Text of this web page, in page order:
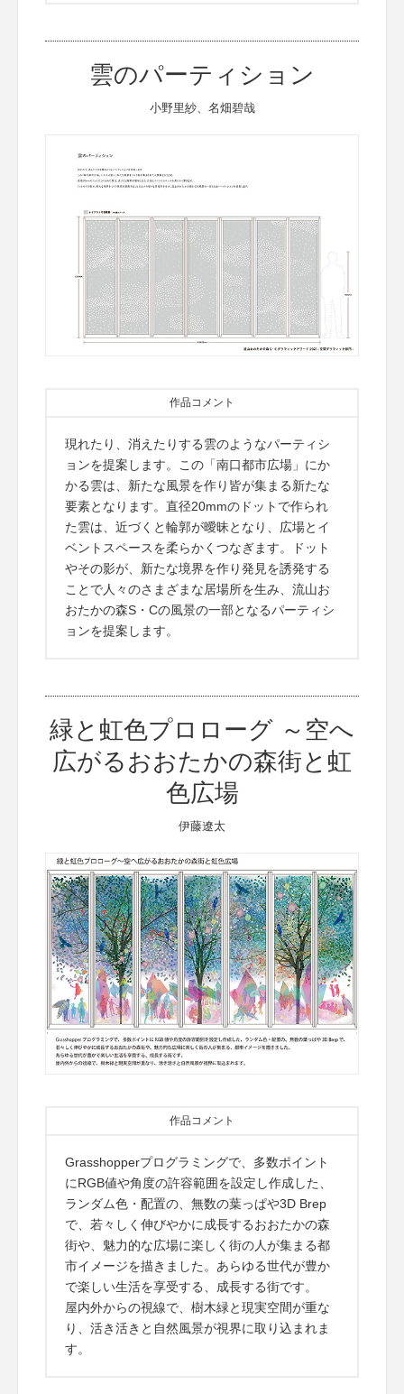
雲のパーティション
小野里紗、名畑碧哉
作品コメント
現れたり、消えたりする雲のようなパーティシ
ョンを提案します。この「南口都市広場」にか
かる雲は、新たな風景を作り皆が集まる新たな
要素となります。直径20mmのドットで作られ
た雲は、近づくと輪郭が曖昧となり、広場とイ
ベントスペースを柔らかくつなぎます。ドット
やその影が、新たな境界を作り発見を誘発する
ことで人々のさまざまな居場所を生み、流山お
おたかの森S・Cの風景の一部となるパーティシ
ョンを提案します。
緑と虹色プロローグ ～空へ
広がるおおたかの森街と虹
色広場
伊藤遼太
作品コメント
Grasshopperプログラミングで、多数ポイント
にRGB値や角度の許容範囲を設定し作成した、
ランダム色・配置の、無数の葉っぱや3D Brep
で、若々しく伸びやかに成長するおおたかの森
街や、魅力的な広場に楽しく街の人が集まる都
市イメージを描きました。あらゆる世代が豊か
で楽しい生活を享受する、成長する街です。
屋内外からの視線で、樹木緑と現実空間が重な
り、活き活きと自然風景が視界に取り込まれま
す。